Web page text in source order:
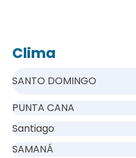
Clima
SANTO DOMINGO
PUNTA CANA
Santiago
SAMANÁ